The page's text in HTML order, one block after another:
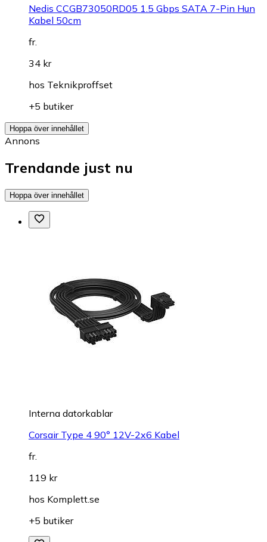
Nedis CCGB73050RD05 1.5 Gbps SATA 7-Pin Hun
Kabel 50cm
fr.
34 kr
hos Teknikproffset
+5 butiker
Hoppa över innehållet
Annons
Trendande just nu
Hoppa över innehållet
Interna datorkablar
Corsair Type 4 90° 12V-2x6 Kabel
fr.
119 kr
hos Komplett.se
+5 butiker